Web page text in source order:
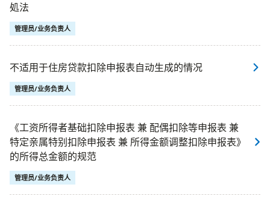
処法
管理员/业务负责人
不适用于住房贷款扣除申报表自动生成的情况
管理员/业务负责人
《工资所得者基础扣除申报表 兼 配偶扣除等申报表 兼
特定亲属特别扣除申报表 兼 所得金额调整扣除申报表》
的所得总金额的规范
管理员/业务负责人